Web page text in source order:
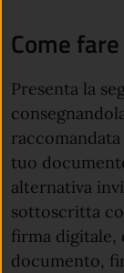
Come fare
Presenta la
tuo
alternativa
sottoscritta
firma digitale,
documento,